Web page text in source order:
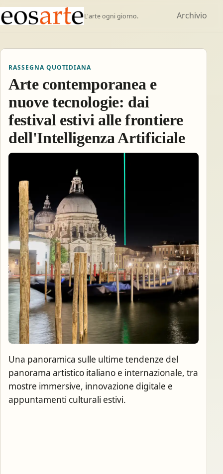
L'arte ogni giorno. Archivio
RASSEGNA QUOTIDIANA
Arte contemporanea e
nuove tecnologie: dai
festival estivi alle frontiere
dell'Intelligenza Artificiale
Una panoramica sulle ultime tendenze del
panorama artistico italiano e internazionale, tra
mostre immersive, innovazione digitale e
appuntamenti culturali estivi.